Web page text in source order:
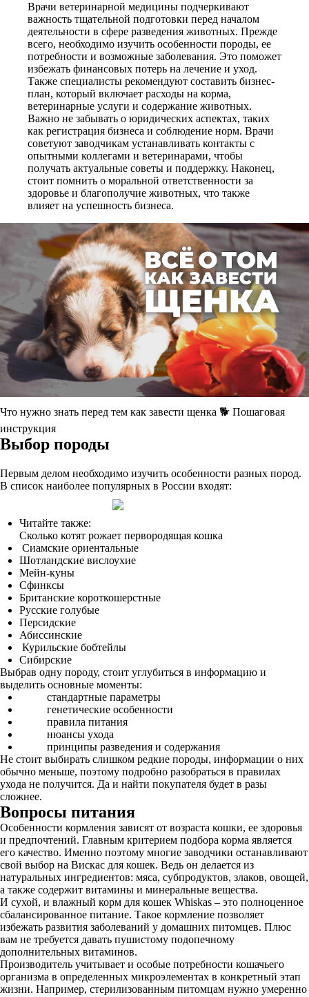
Врачи ветеринарной медицины подчеркивают
важность тщательной подготовки перед началом
деятельности в сфере разведения животных. Прежде
всего, необходимо изучить особенности породы, ее
потребности и возможные заболевания. Это поможет
избежать финансовых потерь на лечение и уход.
Также специалисты рекомендуют составить бизнес-
план, который включает расходы на корма,
ветеринарные услуги и содержание животных.
Важно не забывать о юридических аспектах, таких
как регистрация бизнеса и соблюдение норм. Врачи
советуют заводчикам устанавливать контакты с
опытными коллегами и ветеринарами, чтобы
получать актуальные советы и поддержку. Наконец,
стоит помнить о моральной ответственности за
здоровье и благополучие животных, что также
влияет на успешность бизнеса.
Что нужно знать перед тем как завести щенка 🐕 Пошаговая
инструкция
Выбор породы
Первым делом необходимо изучить особенности разных пород.
В список наиболее популярных в России входят:
Читайте также:
Сколько котят рожает первородящая кошка
Сиамские ориентальные
Шотландские вислоухие
Мейн-куны
Сфинксы
Британские короткошерстные
Русские голубые
Персидские
Абиссинские
Курильские бобтейлы
Сибирские
Выбрав одну породу, стоит углубиться в информацию и
выделить основные моменты:
стандартные параметры
генетические особенности
правила питания
нюансы ухода
принципы разведения и содержания
Не стоит выбирать слишком редкие породы, информации о них
обычно меньше, поэтому подробно разобраться в правилах
ухода не получится. Да и найти покупателя будет в разы
сложнее.
Вопросы питания
Особенности кормления зависят от возраста кошки, ее здоровья
и предпочтений. Главным критерием подбора корма является
его качество. Именно поэтому многие заводчики останавливают
свой выбор на Вискас для кошек. Ведь он делается из
натуральных ингредиентов: мяса, субпродуктов, злаков, овощей,
а также содержит витамины и минеральные вещества.
И сухой, и влажный корм для кошек Whiskas – это полноценное
сбалансированное питание. Такое кормление позволяет
избежать развития заболеваний у домашних питомцев. Плюс
вам не требуется давать пушистому подопечному
дополнительных витаминов.
Производитель учитывает и особые потребности кошачьего
организма в определенных микроэлементах в конкретный этап
жизни. Например, стерилизованным питомцам нужно умеренно